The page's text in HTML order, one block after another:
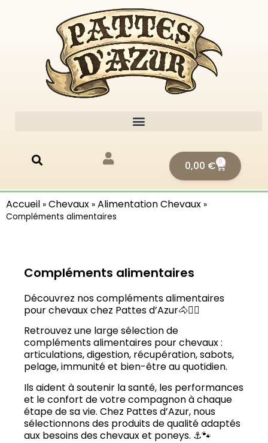
0,00 € 0
Accueil » Chevaux » Alimentation Chevaux »
Compléments alimentaires
Compléments alimentaires
Découvrez nos compléments alimentaires
pour chevaux chez Pattes d’Azur🐴🏴‍☠️
Retrouvez une large sélection de
compléments alimentaires pour chevaux :
articulations, digestion, récupération, sabots,
pelage, immunité et bien-être au quotidien.
Ils aident à soutenir la santé, les performances
et le confort de votre compagnon à chaque
étape de sa vie. Chez Pattes d’Azur, nous
sélectionnons des produits de qualité adaptés
aux besoins des chevaux et poneys. ⚓🐾